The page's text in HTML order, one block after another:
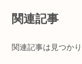
関連記事
関連記事は見つか